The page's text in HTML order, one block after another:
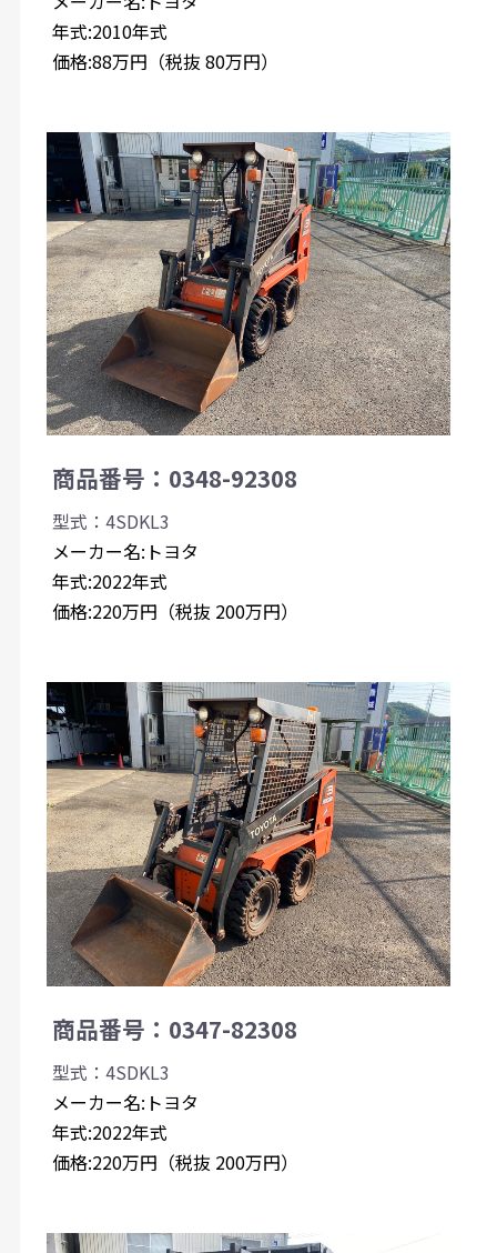
年式:2010年式
価格:88万円（税抜 80万円）
商品番号：0348-92308
型式：4SDKL3
メーカー名:トヨタ
年式:2022年式
価格:220万円（税抜 200万円）
商品番号：0347-82308
型式：4SDKL3
メーカー名:トヨタ
年式:2022年式
価格:220万円（税抜 200万円）